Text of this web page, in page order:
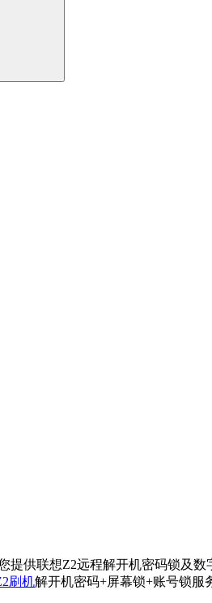
提供联想Z2远程解开机密码锁及
刷机解开机密码+屏幕锁+账号锁服